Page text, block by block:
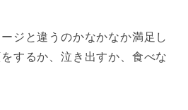
ジと違うのかなかなか満足し
するか、泣き出すか、食べな